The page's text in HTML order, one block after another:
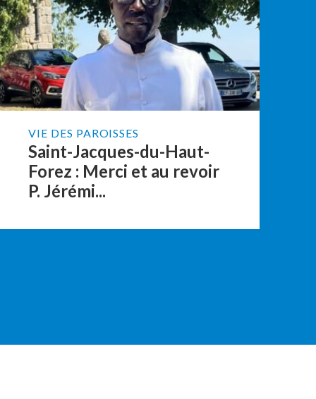
VIE DES PAROISSES
Saint-Jacques-du-Haut-
Forez : Merci et au revoir
P. Jérémi...